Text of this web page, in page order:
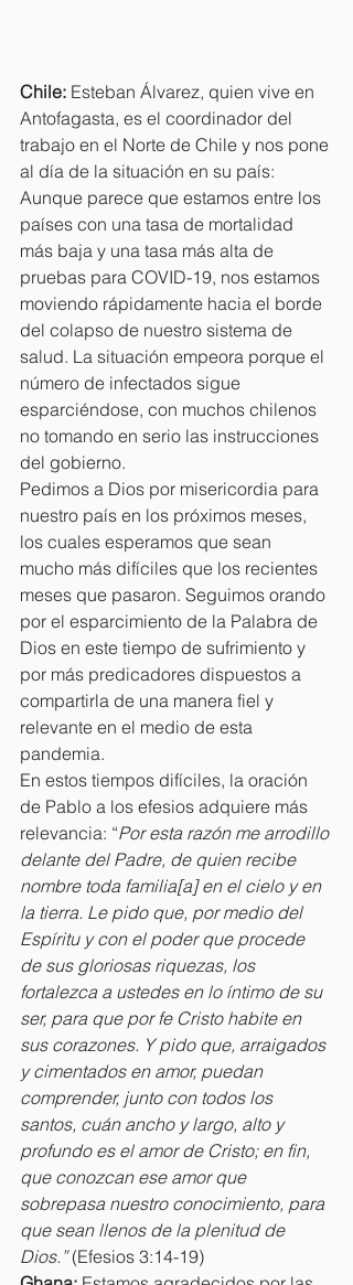
Chile: Esteban Álvarez, quien vive en
Antofagasta, es el coordinador del
trabajo en el Norte de Chile y nos pone
al día de la situación en su país:
Aunque parece que estamos entre los
países con una tasa de mortalidad
más baja y una tasa más alta de
pruebas para COVID-19, nos estamos
moviendo rápidamente hacia el borde
del colapso de nuestro sistema de
salud. La situación empeora porque el
número de infectados sigue
esparciéndose, con muchos chilenos
no tomando en serio las instrucciones
del gobierno.
Pedimos a Dios por misericordia para
nuestro país en los próximos meses,
los cuales esperamos que sean
mucho más difíciles que los recientes
meses que pasaron. Seguimos orando
por el esparcimiento de la Palabra de
Dios en este tiempo de sufrimiento y
por más predicadores dispuestos a
compartirla de una manera fiel y
relevante en el medio de esta
pandemia.
En estos tiempos difíciles, la oración
de Pablo a los efesios adquiere más
relevancia: “Por esta razón me arrodillo
delante del Padre, de quien recibe
nombre toda familia[a] en el cielo y en
la tierra. Le pido que, por medio del
Espíritu y con el poder que procede
de sus gloriosas riquezas, los
fortalezca a ustedes en lo íntimo de su
ser, para que por fe Cristo habite en
sus corazones. Y pido que, arraigados
y cimentados en amor, puedan
comprender, junto con todos los
santos, cuán ancho y largo, alto y
profundo es el amor de Cristo; en fin,
que conozcan ese amor que
sobrepasa nuestro conocimiento, para
que sean llenos de la plenitud de
Dios.” (Efesios 3:14-19)